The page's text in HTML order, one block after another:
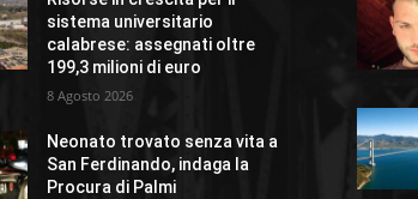
sistema universitario
calabrese: assegnati oltre
199,3 milioni di euro
8 Agosto 2026
Neonato trovato senza vita a
San Ferdinando, indaga la
Procura di Palmi